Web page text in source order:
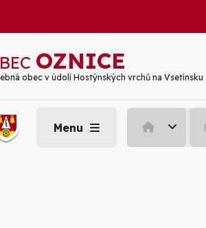
OZNICE
obec v údolí Hostýnských vrchů na Vsetínsku
Menu